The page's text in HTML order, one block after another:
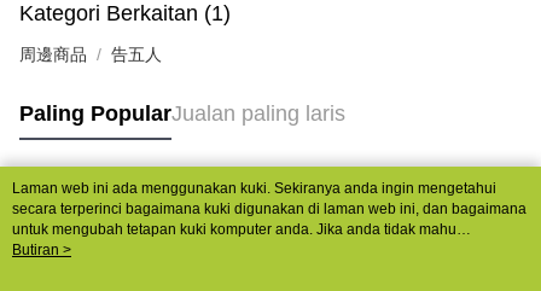
Kategori Berkaitan (1)
周邊商品 告五人
Paling PopularJualan paling laris
Tag Popular
Laman web ini ada menggunakan kuki. Sekiranya anda ingin mengetahui
secara terperinci bagaimana kuki digunakan di laman web ini, dan bagaimana
untuk mengubah tetapan kuki komputer anda. Jika anda tidak mahu
menggunakan kuki di komputer anda, sila rujuk penerangan mengenai kuki.
Butiran >